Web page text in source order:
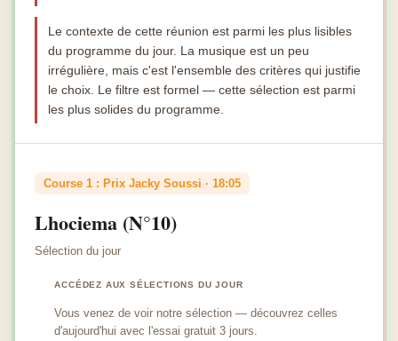
Le contexte de cette réunion est parmi les plus lisibles
du programme du jour. La musique est un peu
irrégulière, mais c'est l'ensemble des critères qui justifie
le choix. Le filtre est formel — cette sélection est parmi
les plus solides du programme.
Course 1 : Prix Jacky Soussi · 18:05
Lhociema (N°10)
Sélection du jour
ACCÉDEZ AUX SÉLECTIONS DU JOUR
Vous venez de voir notre sélection — découvrez celles
d'aujourd'hui avec l'essai gratuit 3 jours.